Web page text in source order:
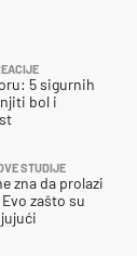
5 sigurnih
bol i
STUDIJE
zna da prolazi
zašto su